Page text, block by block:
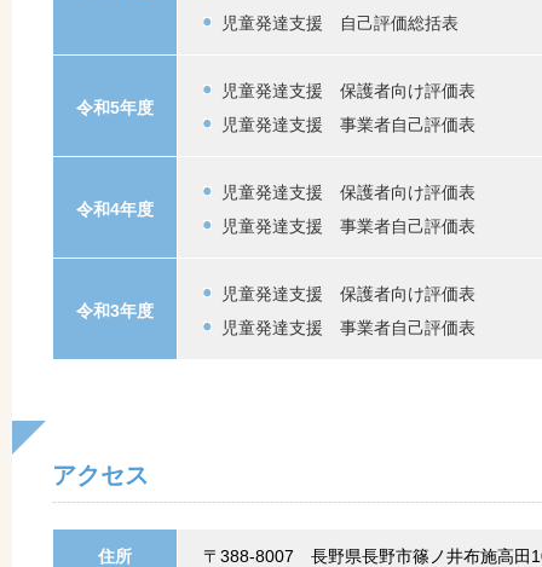
児童発達支援 自己評価総括表
令和5年度
児童発達支援 保護者向け評価表
児童発達支援 事業者自己評価表
令和4年度
児童発達支援 保護者向け評価表
児童発達支援 事業者自己評価表
令和3年度
児童発達支援 保護者向け評価表
児童発達支援 事業者自己評価表
アクセス
住所 〒388-8007 長野県長野市篠ノ井布施高田